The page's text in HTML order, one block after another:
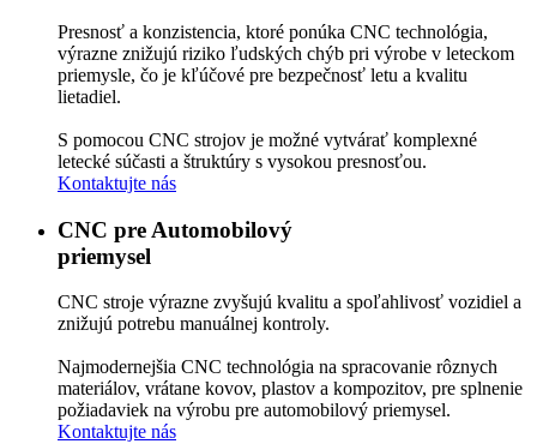
Presnosť a konzistencia, ktoré ponúka CNC technológia,
výrazne znižujú riziko ľudských chýb pri výrobe v leteckom
priemysle, čo je kľúčové pre bezpečnosť letu a kvalitu
lietadiel.
S pomocou CNC strojov je možné vytvárať komplexné
letecké súčasti a štruktúry s vysokou presnosťou.
Kontaktujte nás
CNC pre Automobilový
priemysel
CNC stroje výrazne zvyšujú kvalitu a spoľahlivosť vozidiel a
znižujú potrebu manuálnej kontroly.
Najmodernejšia CNC technológia na spracovanie rôznych
materiálov, vrátane kovov, plastov a kompozitov, pre splnenie
požiadaviek na výrobu pre automobilový priemysel.
Kontaktujte nás